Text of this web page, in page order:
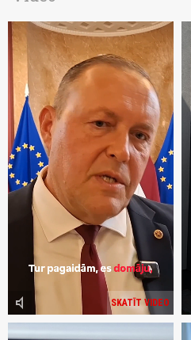
SKATĪT VIDEO
volume_mute